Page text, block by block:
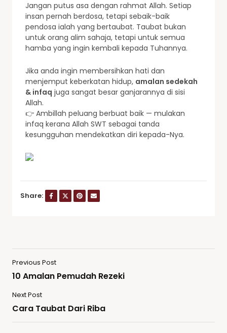
Jangan putus asa dengan rahmat Allah. Setiap
insan pernah berdosa, tetapi sebaik-baik
pendosa ialah yang bertaubat. Taubat bukan
untuk orang alim sahaja, tetapi untuk semua
hamba yang ingin kembali kepada Tuhannya.
Jika anda ingin membersihkan hati dan
menjemput keberkatan hidup, amalan sedekah
& infaq juga sangat besar ganjarannya di sisi
Allah.
👉 Ambillah peluang berbuat baik — mulakan
infaq kerana Allah SWT sebagai tanda
kesungguhan mendekatkan diri kepada-Nya.
Share:
Previous Post
10 Amalan Pemudah Rezeki
Next Post
Cara Taubat Dari Riba